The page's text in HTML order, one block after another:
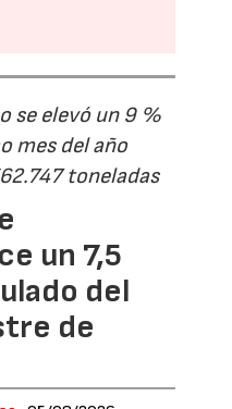
se elevó un 9 %
mes del año
toneladas
un 7,5
del
de